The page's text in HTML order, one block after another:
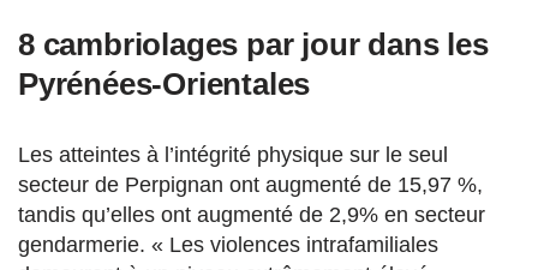
8 cambriolages par jour dans les
Pyrénées-Orientales
Les atteintes à l’intégrité physique sur le seul
secteur de Perpignan ont augmenté de 15,97 %,
tandis qu’elles ont augmenté de 2,9% en secteur
gendarmerie. « Les violences intrafamiliales